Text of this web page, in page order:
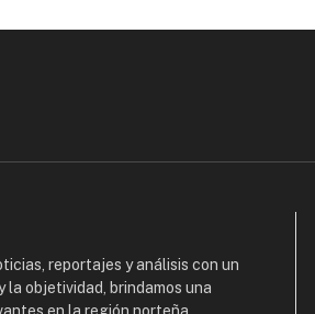
reportajes y análisis con un
objetividad, brindamos una